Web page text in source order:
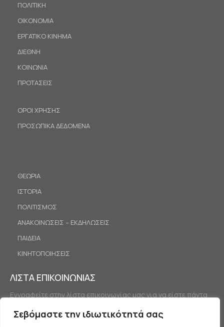
Σεβόμαστε την ιδιωτικότητά σας
ΠΟΛΙΤΙΚΗ
ΟΙΚΟΝΟΜΙΑ
ΕΡΓΑΤΙΚΟ ΚΙΝΗΜΑ
ΔΙΕΘΝΗ
ΚΟΙΝΩΝΙΑ
ΠΡΟΤΑΣΕΙΣ
ΟΡΟΙ ΧΡΗΣΗΣ
ΠΡΟΣΩΠΙΚΑ ΔΕΔΟΜΕΝΑ
ΘΕΩΡΙΑ
ΙΣΤΟΡΙΑ
ΠΟΛΙΤΙΣΜΟΣ
ΑΝΑΚΟΙΝΩΣΕΙΣ – ΕΚΔΗΛΩΣΕΙΣ
ΠΑΙΔΕΙΑ
ΚΙΝΗΤΟΠΟΙΗΣΕΙΣ
ΛΙΣΤΑ ΕΠΙΚΟΙΝΩΝΙΑΣ
Εγγραφείτε στην λίστα επικοινωνίας μας για να είστε πάντα